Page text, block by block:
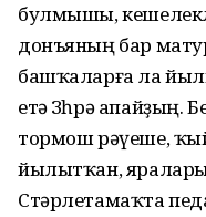
булмышы,
донъяның бар
башҡаларға ла
етә Зөһрә апайҙың.
тормош рәүеше,
йылытҡан, яраларын
Стәрлетамаҡта